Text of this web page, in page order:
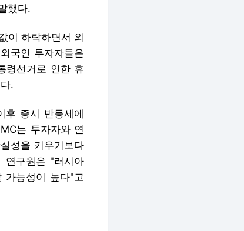
했다.
이 하락하면서 외
국인 투자자들은
령선거로 인한 휴
.
후 증시 반등세에
는 투자자와 연
성을 키우기보다
연구원은 "러시아
가능성이 높다"고